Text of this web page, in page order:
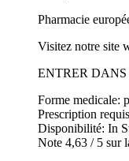
Pharmacie
Visitez notre site
ENTRER
Forme medicale:
Prescription
Disponibilité: In
Note 4,63 / 5 sur